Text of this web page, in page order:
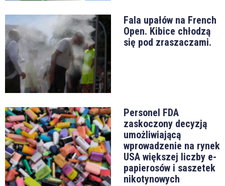
Fala upałów na French
Open. Kibice chłodzą
się pod zraszaczami.
Personel FDA
zaskoczony decyzją
umożliwiającą
wprowadzenie na rynek
USA większej liczby e-
papierosów i saszetek
nikotynowych